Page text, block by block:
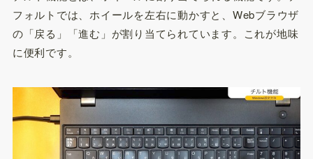
フォルトでは、ホイールを左右に動かすと、Webブラウザ
の「戻る」「進む」が割り当てられています。これが地味
に便利です。